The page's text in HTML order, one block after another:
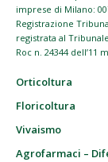
imprese di Milano:
Registrazione
registrata al
Roc n. 24344 dell’11
Orticoltura
Floricoltura
Vivaismo
Agrofarmaci –